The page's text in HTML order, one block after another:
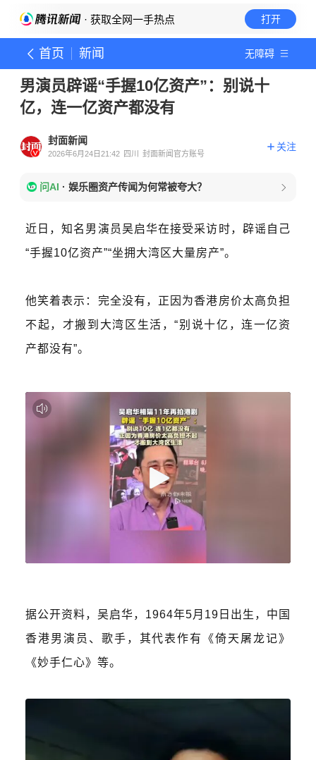
· 获取全网一手热点 打开
首页 新闻 无障碍
男演员辟谣“手握10亿资产”：别说十
亿，连一亿资产都没有
封面新闻
2026年6月24日21:42 四川 封面新闻官方账号
关注
问AI · 娱乐圈资产传闻为何常被夸大？
近日，知名男演员吴启华在接受采访时，辟谣自己
“手握10亿资产”“坐拥大湾区大量房产”。
他笑着表示：完全没有，正因为香港房价太高负担
不起，才搬到大湾区生活，“别说十亿，连一亿资
产都没有”。
据公开资料， 吴启华，1964年5月19日出生，中国
香港男演员、歌手，其代表作有《倚天屠龙记》
《妙手仁心》等。